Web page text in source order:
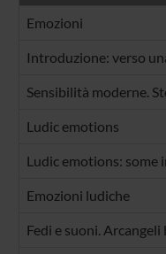
Emozioni
Introduzione: verso
Sensibilità moderne.
Ludic emotions
Ludic emotions:
Emozioni ludiche
Fedi e suoni.